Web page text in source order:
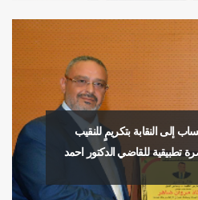
إلى النقابة بتكريمٍ للنقيب
تطبيقية للقاضي الدكتور احمد